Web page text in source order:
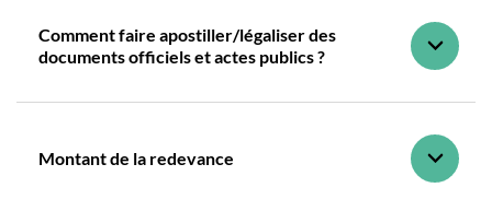
Comment faire apostiller/légaliser des
documents officiels et actes publics ?
Montant de la redevance